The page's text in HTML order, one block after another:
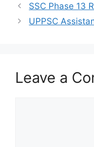
SSC Phase 13
UPPSC
Leave a